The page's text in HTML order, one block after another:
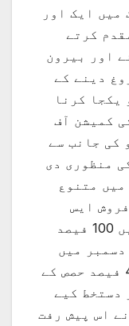
میں ایک اور
کرتے
اور بیرون
دینے کے
یکجا کرنا
کمیشن آف
کی جانب سے
کی منظوری دی
متنوع
ایس
میکس ڈسٹریبیون ایس پی اے میں 100 فیصد
میں
آرامکو نے گو پاکستان میں 40 فیصد حصص کے
دستخط کیے
اس پیش رفت